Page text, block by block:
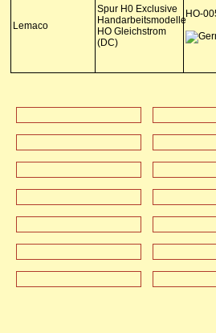
Lemaco
Spur H0 Exclusive
Handarbeitsmodelle
HO Gleichstrom
(DC)
HO-